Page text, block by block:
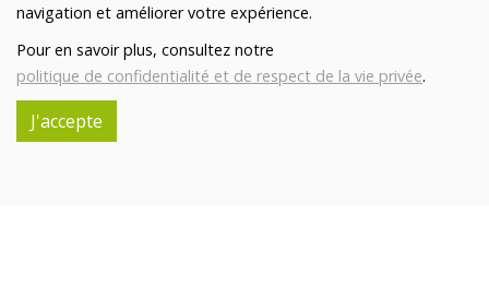
navigation et améliorer votre expérience.
Pour en savoir plus, consultez notre
politique de confidentialité et de respect de la vie privée.
J'accepte